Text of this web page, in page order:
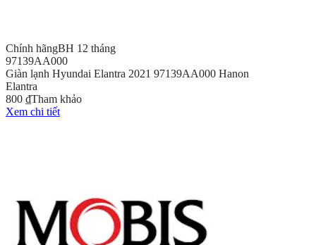
Chính hãngBH 12 tháng
97139AA000
Giàn lạnh Hyundai Elantra 2021 97139AA000 Hanon
Elantra
800 ₫Tham khảo
Xem chi tiết